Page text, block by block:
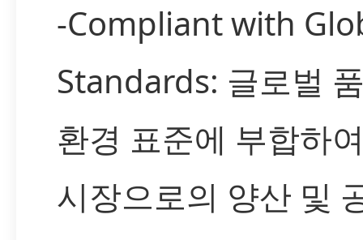
-Compliant with
Standards: 글로벌
환경 표준에 부합하
시장으로의 양산 및